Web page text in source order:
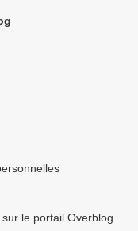
le portail Overblog